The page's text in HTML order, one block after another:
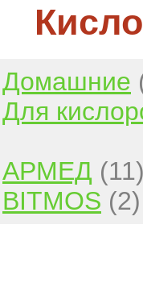
Домашние
Для
АРМЕД
BITMOS (2)